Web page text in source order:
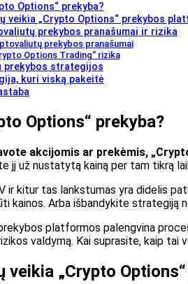
Options“ prekyba?
veikia „Crypto Options“ prekybos
prekybos pranašumai ir rizika
prekybos pranašumai
Options Trading“ rizika
prekybos strategijos
kuri viską pakeitė
Options“ prekyba?
akcijomis ar prekėmis,
jį už nustatytą kainą per tam tikrą
ir kitur tas lankstumas yra didelis
kainos. Arba išbandykite strategiją
platformos palengvina
valdymą. Kai suprasite, kaip
veikia „Crypto